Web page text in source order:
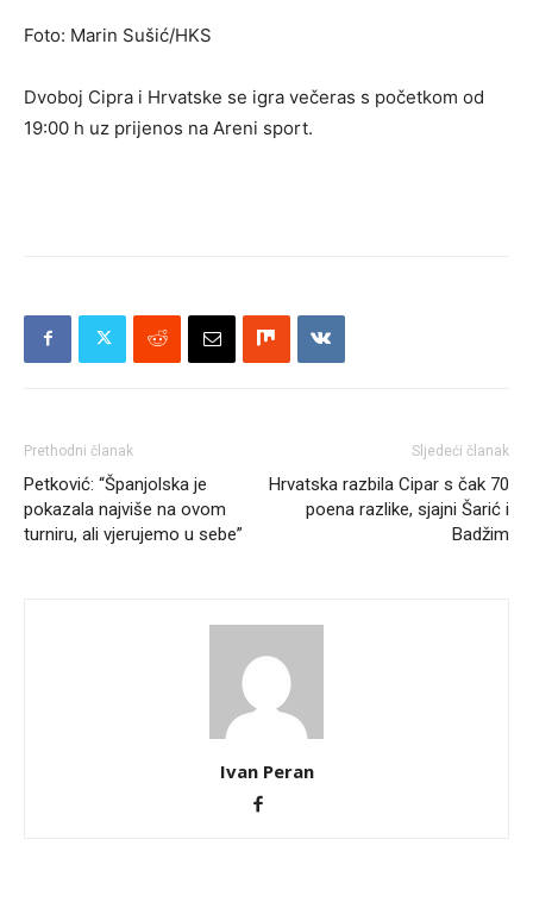
Foto: Marin Sušić/HKS
Dvoboj Cipra i Hrvatske se igra večeras s početkom od
19:00 h uz prijenos na Areni sport.
Prethodni članak
Petković: “Španjolska je
pokazala najviše na ovom
turniru, ali vjerujemo u sebe”
Sljedeći članak
Hrvatska razbila Cipar s čak 70
poena razlike, sjajni Šarić i
Badžim
Ivan Peran